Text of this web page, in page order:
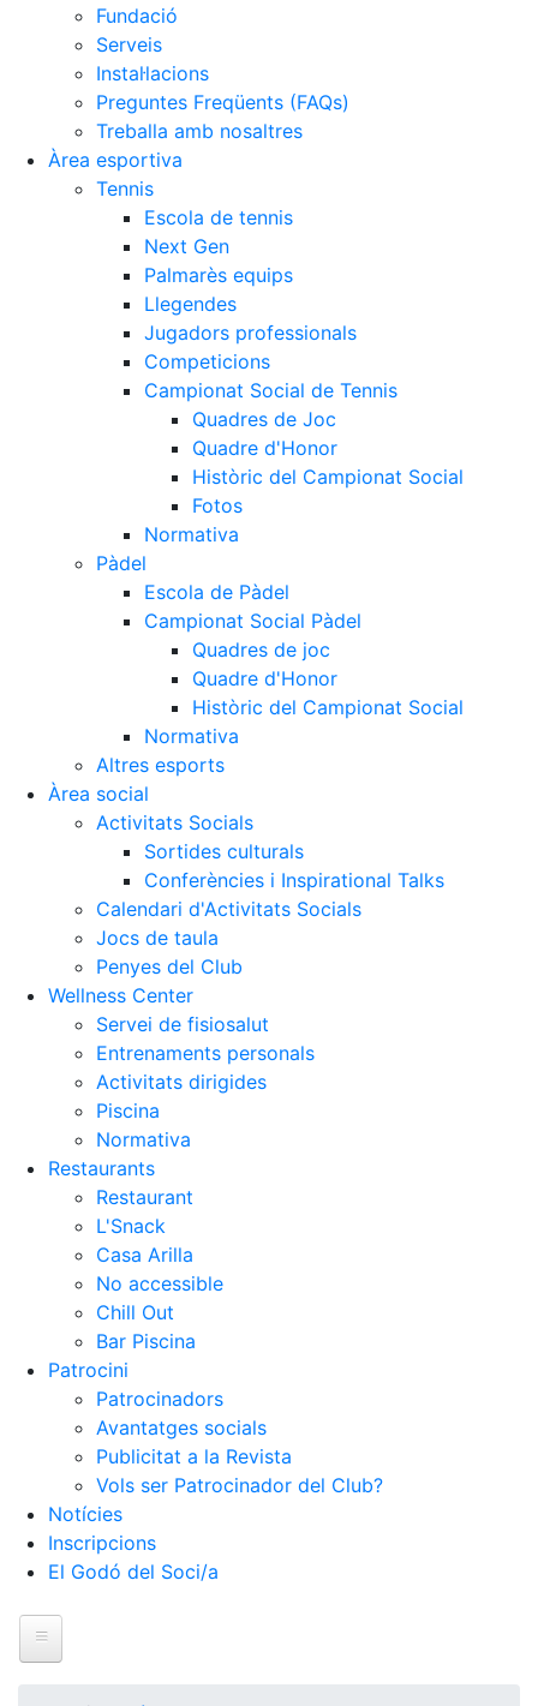
Fundació
Serveis
Instal·lacions
Preguntes Freqüents (FAQs)
Treballa amb nosaltres
Àrea esportiva
Tennis
Escola de tennis
Next Gen
Palmarès equips
Llegendes
Jugadors professionals
Competicions
Campionat Social de Tennis
Quadres de Joc
Quadre d'Honor
Històric del Campionat Social
Fotos
Normativa
Pàdel
Escola de Pàdel
Campionat Social Pàdel
Quadres de joc
Quadre d'Honor
Històric del Campionat Social
Normativa
Altres esports
Àrea social
Activitats Socials
Sortides culturals
Conferències i Inspirational Talks
Calendari d'Activitats Socials
Jocs de taula
Penyes del Club
Wellness Center
Servei de fisiosalut
Entrenaments personals
Activitats dirigides
Piscina
Normativa
Restaurants
Restaurant
L'Snack
Casa Arilla
No accessible
Chill Out
Bar Piscina
Patrocini
Patrocinadors
Avantatges socials
Publicitat a la Revista
Vols ser Patrocinador del Club?
Notícies
Inscripcions
El Godó del Soci/a